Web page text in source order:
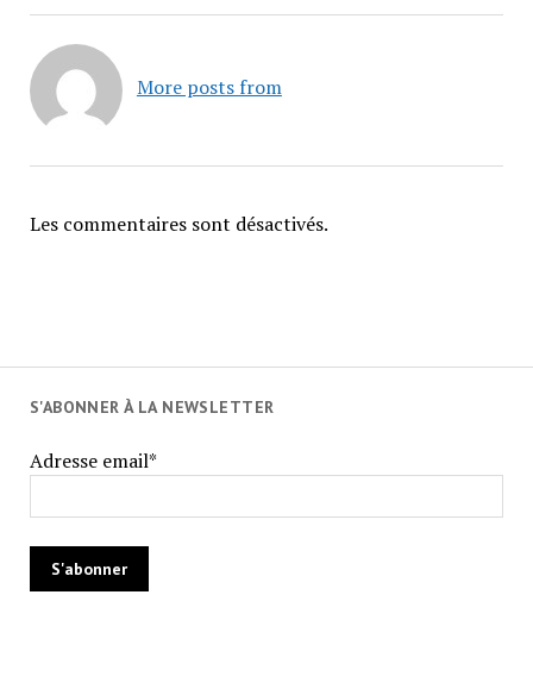
More posts from
Les commentaires sont désactivés.
S'ABONNER À LA NEWSLETTER
Adresse email*